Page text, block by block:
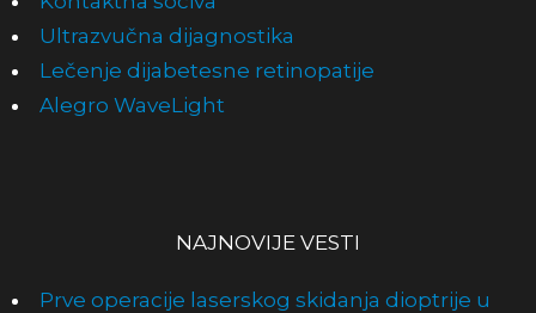
Ultrazvučna dijagnostika
Lečenje dijabetesne retinopatije
Alegro WaveLight
NAJNOVIJE VESTI
Prve operacije laserskog skidanja dioptrije u